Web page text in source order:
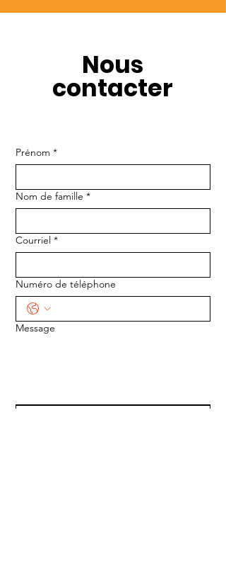
Nous
contacter
Prénom *
Nom de famille *
Courriel *
Numéro de téléphone
Message